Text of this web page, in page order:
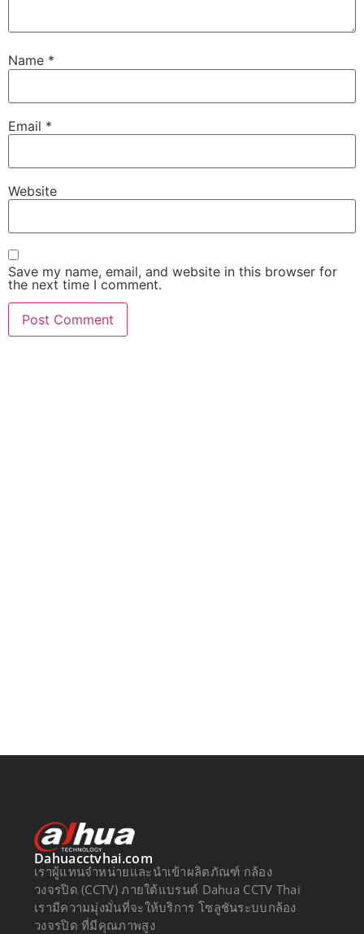
Name *
Email *
Website
Save my name, email, and website in this browser for
the next time I comment.
Dahuacctvhai.com
เราผู้แทนจำหน่ายและนำเข้าผลิตภัณฑ์ กล้อง
วงจรปิด (CCTV) ภายใต้แบรนด์ Dahua CCTV Thai
เรามีความมุ่งมั่นที่จะให้บริการ โซลูชันระบบกล้อง
วงจรปิด ที่มีคุณภาพสูง